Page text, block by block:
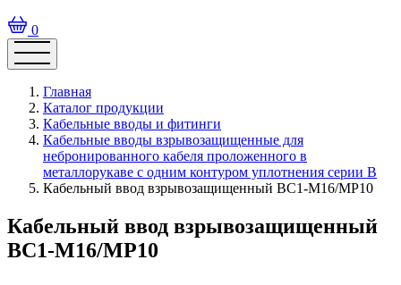
0
Главная
Каталог продукции
Кабельные вводы и фитинги
Кабельные вводы взрывозащищенные для
небронированного кабеля проложенного в
металлорукаве с одним контуром уплотнения серии В
Кабельный ввод взрывозащищенный ВС1-М16/МР10
Кабельный ввод взрывозащищенный
ВС1-М16/МР10